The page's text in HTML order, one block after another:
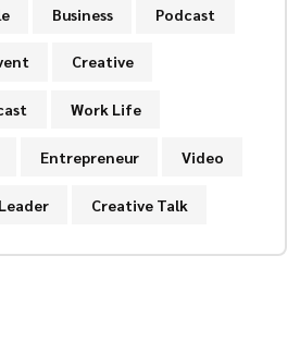
Business Podcast
Creative
Work Life
Entrepreneur Video
Leader Creative Talk